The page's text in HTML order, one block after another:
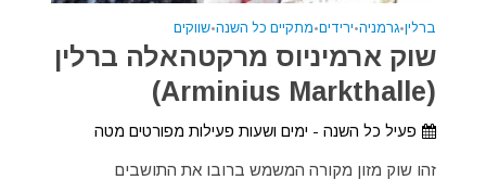
ברלין•גרמניה•ירידים•מתקיים כל השנה•שווקים
שוק ארמיניוס מרקטהאלה ברלין
(Arminius Markthalle)
פעיל כל השנה - ימים ושעות פעילות מפורטים מטה
זהו שוק מזון מקורה המשמש ברובו את התושבים